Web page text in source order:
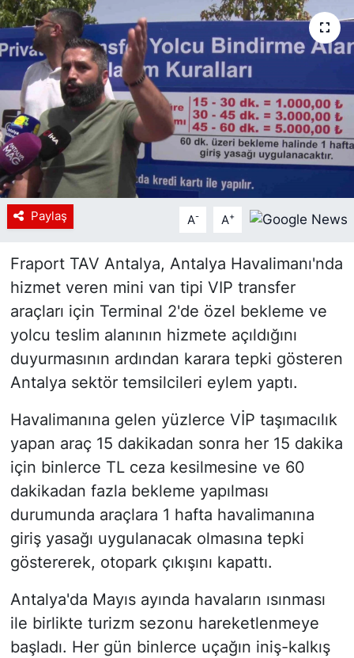
Paylaş A- A+
Fraport TAV Antalya, Antalya Havalimanı'nda
hizmet veren mini van tipi VIP transfer
araçları için Terminal 2'de özel bekleme ve
yolcu teslim alanının hizmete açıldığını
duyurmasının ardından karara tepki gösteren
Antalya sektör temsilcileri eylem yaptı.
Havalimanına gelen yüzlerce VİP taşımacılık
yapan araç 15 dakikadan sonra her 15 dakika
için binlerce TL ceza kesilmesine ve 60
dakikadan fazla bekleme yapılması
durumunda araçlara 1 hafta havalimanına
giriş yasağı uygulanacak olmasına tepki
göstererek, otopark çıkışını kapattı.
Antalya'da Mayıs ayında havaların ısınması
ile birlikte turizm sezonu hareketlenmeye
başladı. Her gün binlerce uçağın iniş-kalkış
Siyaset
YEREL HABER
Haberde insan
Tanıtım